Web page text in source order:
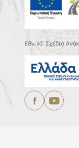
Εθνικό Σχέδιο